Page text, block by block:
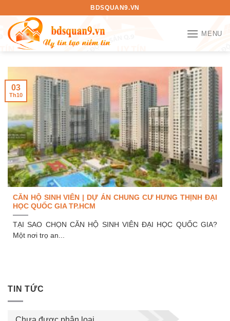
nội
dung
BDSQUAN9.VN
MENU
TIN TỨC
CĂN HỘ SINH VIÊN | DỰ ÁN CHUNG CƯ HƯNG THỊNH ĐẠI
HỌC QUỐC GIA TP.HCM
TẠI SAO CHỌN CĂN HỘ SINH VIÊN ĐẠI HỌC QUỐC GIA?
Một nơi trọ an...
03
Th10